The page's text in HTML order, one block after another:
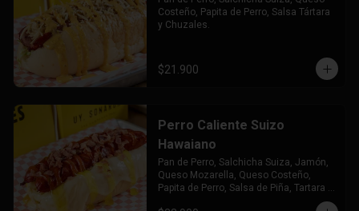
Costeño, Papita de Perro, Salsa Tártara
y Chuzales.
$21.900
Perro Caliente Suizo
Hawaiano
Pan de Perro, Salchicha Suiza, Jamón,
Queso Mozarella, Queso Costeño,
Papita de Perro, Salsa de Piña, Tartara y